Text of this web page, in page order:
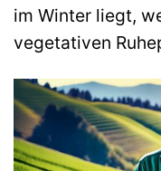
im Winter liegt,
vegetativen